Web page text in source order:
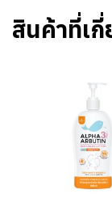
สินค้าที่เ